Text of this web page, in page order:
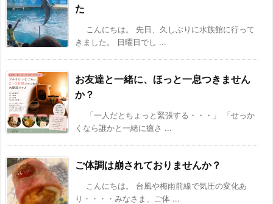
た
こんにちは。 先日、久しぶりに水族館に行って
きました。 日曜日でし ...
お友達と一緒に、ほっと一息つきません
か？
「一人だとちょっと緊張する・・・」 「せっか
くなら誰かと一緒に癒さ ...
ご体調は崩されておりませんか？
こんにちは。 台風や梅雨前線で気圧の変化あ
り・・・・みなさま、ご体 ...